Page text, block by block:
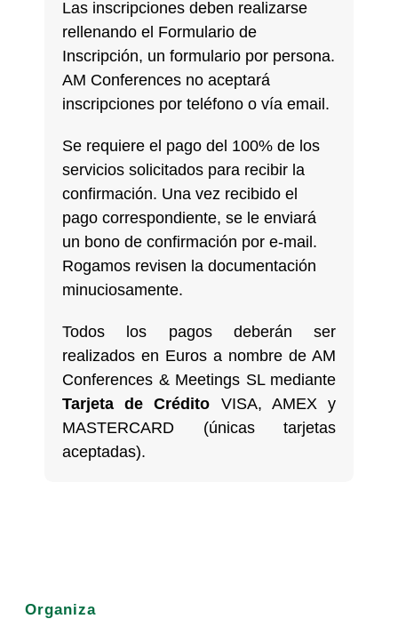
Las inscripciones deben realizarse
rellenando el Formulario de
Inscripción, un formulario por persona.
AM Conferences no aceptará
inscripciones por teléfono o vía email.
Se requiere el pago del 100% de los
servicios solicitados para recibir la
confirmación. Una vez recibido el
pago correspondiente, se le enviará
un bono de confirmación por e-mail.
Rogamos revisen la documentación
minuciosamente.
Todos los pagos deberán ser
realizados en Euros a nombre de AM
Conferences & Meetings SL mediante
Tarjeta de Crédito VISA, AMEX y
MASTERCARD (únicas tarjetas
aceptadas).
Organiza